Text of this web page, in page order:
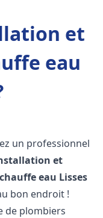
et
eau
un professionnel
et
eau Lisses
bon endroit !
de plombiers